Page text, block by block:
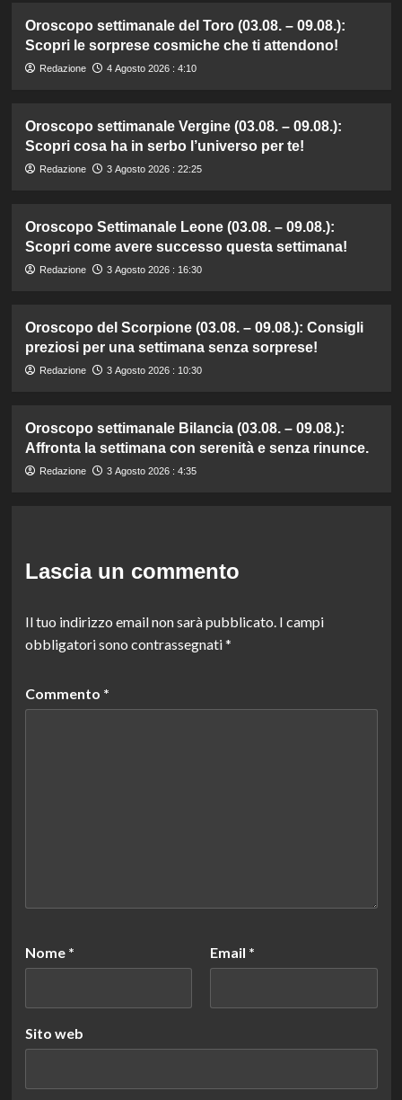
Oroscopo settimanale del Toro (03.08. – 09.08.):
Scopri le sorprese cosmiche che ti attendono!
Redazione 4 Agosto 2026 : 4:10
Oroscopo settimanale Vergine (03.08. – 09.08.):
Scopri cosa ha in serbo l’universo per te!
Redazione 3 Agosto 2026 : 22:25
Oroscopo Settimanale Leone (03.08. – 09.08.):
Scopri come avere successo questa settimana!
Redazione 3 Agosto 2026 : 16:30
Oroscopo del Scorpione (03.08. – 09.08.): Consigli
preziosi per una settimana senza sorprese!
Redazione 3 Agosto 2026 : 10:30
Oroscopo settimanale Bilancia (03.08. – 09.08.):
Affronta la settimana con serenità e senza rinunce.
Redazione 3 Agosto 2026 : 4:35
Lascia un commento
Il tuo indirizzo email non sarà pubblicato. I campi
obbligatori sono contrassegnati*
Commento *
Nome * Email *
Sito web